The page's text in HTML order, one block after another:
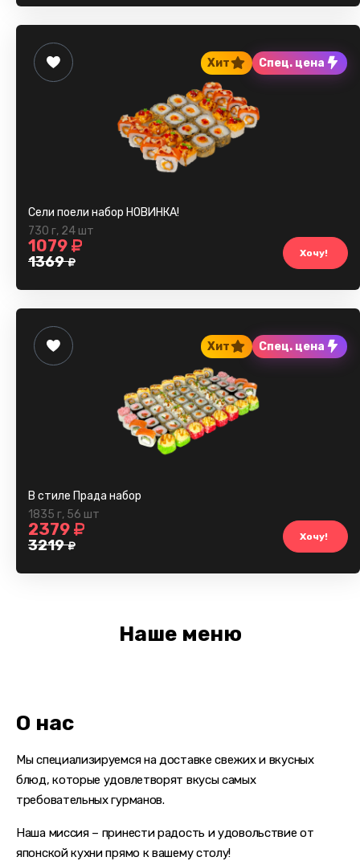
Хит Спец. цена
Сели поели набор НОВИНКА!
730 г, 24 шт
1079
1369 Хочу!
Хит Спец. цена
В стиле Прада набор
1835 г, 56 шт
2379
3219 Хочу!
Наше меню
О нас
Мы специализируемся на доставке свежих и вкусных
блюд, которые удовлетворят вкусы самых
требовательных гурманов.
Наша миссия – принести радость и удовольствиеот
японской кухни прямо к вашему столу!